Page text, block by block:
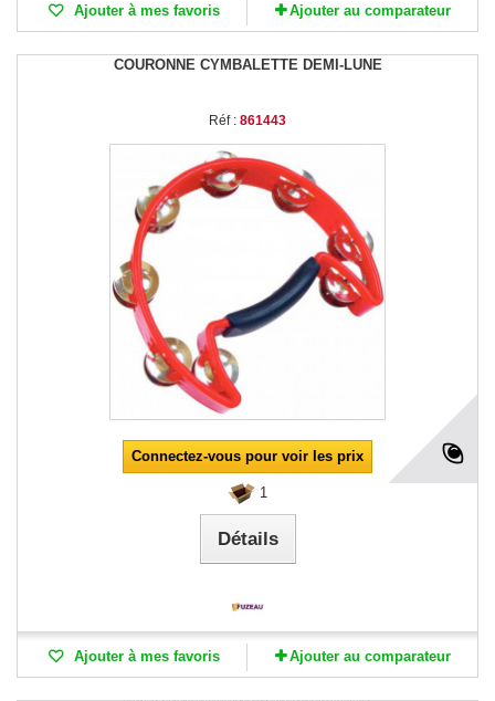
Ajouter à mes favoris Ajouter au comparateur
COURONNE CYMBALETTE DEMI-LUNE
Réf : 861443
Connectez-vous pour voir les prix
1
Détails
Ajouter à mes favoris Ajouter au comparateur